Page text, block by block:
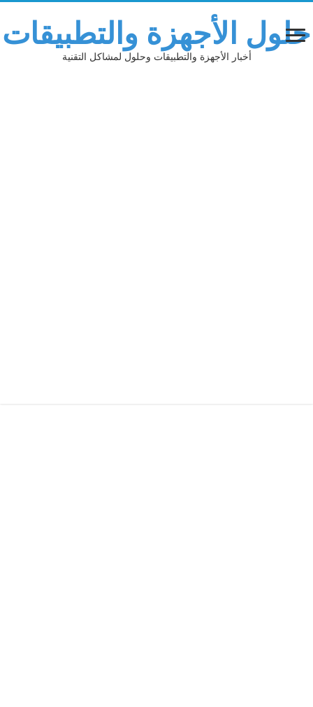
حلول الأجهزة والتطبيقات
أخبار الأجهزة والتطبيقات وحلول لمشاكل التقنية